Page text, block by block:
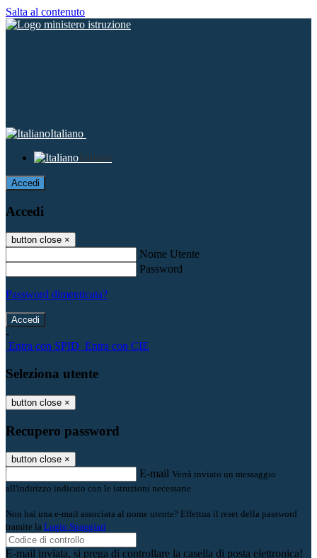
Salta al contenuto
Italiano
Italiano
Accedi
Accedi
button close ×
Nome Utente
Password
Password dimenticata?
-
Entra con SPID Entra con CIE
Seleziona utente
button close ×
Recupero password
button close ×
E-mail Verrà inviato un messaggio
all'indirizzo indicato con le istruzioni necessarie.
Non hai una e-mail associata al nome utente? Effettua il reset della password
tramite la Login Spaggiari
E-mail inviata, si prega di controllare la casella di posta elettronica!